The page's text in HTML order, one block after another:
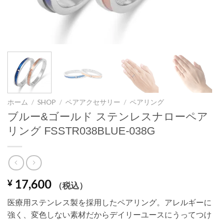
ホーム / SHOP / ペアアクセサリー / ペアリング
ブルー&ゴールド ステンレスナローペア
リング FSSTR038BLUE-038G
¥ 17,600 （税込）
医療用ステンレス製を採用したペアリング。アレルギーに
強く、変色しない素材だからデイリーユースにうってつけ